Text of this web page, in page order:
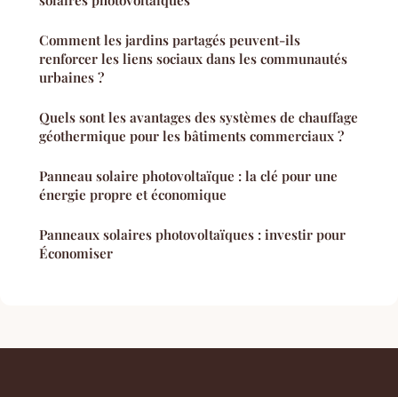
Comment les jardins partagés peuvent-ils
renforcer les liens sociaux dans les communautés
urbaines ?
Quels sont les avantages des systèmes de chauffage
géothermique pour les bâtiments commerciaux ?
Panneau solaire photovoltaïque : la clé pour une
énergie propre et économique
Panneaux solaires photovoltaïques : investir pour
Économiser